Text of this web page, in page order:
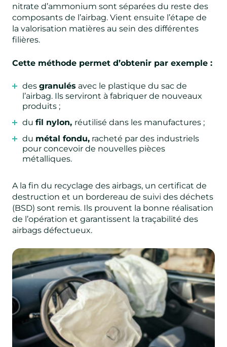
nitrate d’ammonium sont séparées du reste des
composants de l’airbag. Vient ensuite l’étape de
la valorisation matières au sein des différentes
filières.
Cette méthode permet d’obtenir par exemple :
des granulés avec le plastique du sac de
l’airbag. Ils serviront à fabriquer de nouveaux
produits ;
du fil nylon, réutilisé dans les manufactures ;
du métal fondu, racheté par des industriels
pour concevoir de nouvelles pièces
métalliques.
A la fin du recyclage des airbags, un certificat de
destruction et un bordereau de suivi des déchets
(BSD) sont remis. Ils prouvent la bonne réalisation
de l’opération et garantissent la traçabilité des
airbags défectueux.